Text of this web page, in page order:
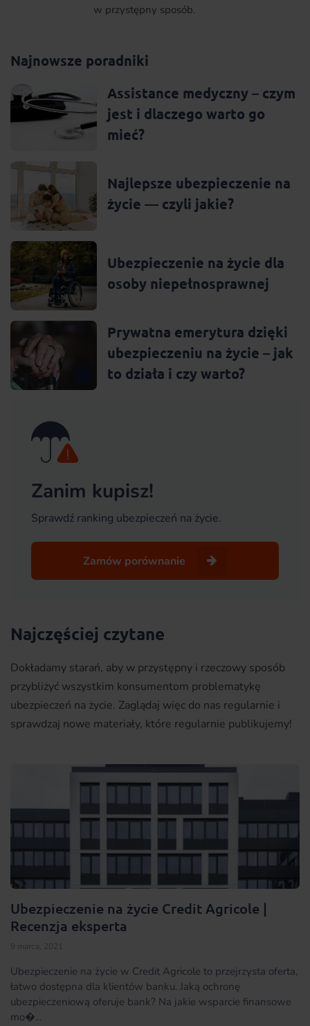
w przystępny sposób.
Najnowsze poradniki
Assistance medyczny – czym
jest i dlaczego warto go
mieć?
Najlepsze ubezpieczenie na
życie — czyli jakie?
Ubezpieczenie na życie dla
osoby niepełnosprawnej
Prywatna emerytura dzięki
ubezpieczeniu na życie – jak
to działa i czy warto?
Zanim kupisz!
Sprawdź ranking ubezpieczeń na życie.
Zamów porównanie
Najczęściej czytane
Dokładamy starań, aby w przystępny i rzeczowy sposób
przybliżyć wszystkim konsumentom problematykę
ubezpieczeń na życie. Zaglądaj więc do nas regularnie i
sprawdzaj nowe materiały, które regularnie publikujemy!
Ubezpieczenie na życie Credit Agricole |
Recenzja eksperta
9 marca, 2021
Ubezpieczenie na życie w Credit Agricole to przejrzysta oferta,
łatwo dostępna dla klientów banku. Jaką ochronę
ubezpieczeniową oferuje bank? Na jakie wsparcie finansowe
mo�...